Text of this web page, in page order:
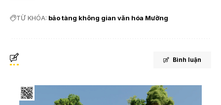
TỪ KHÓA: bảo tàng không gian văn hóa Mường
Bình luận